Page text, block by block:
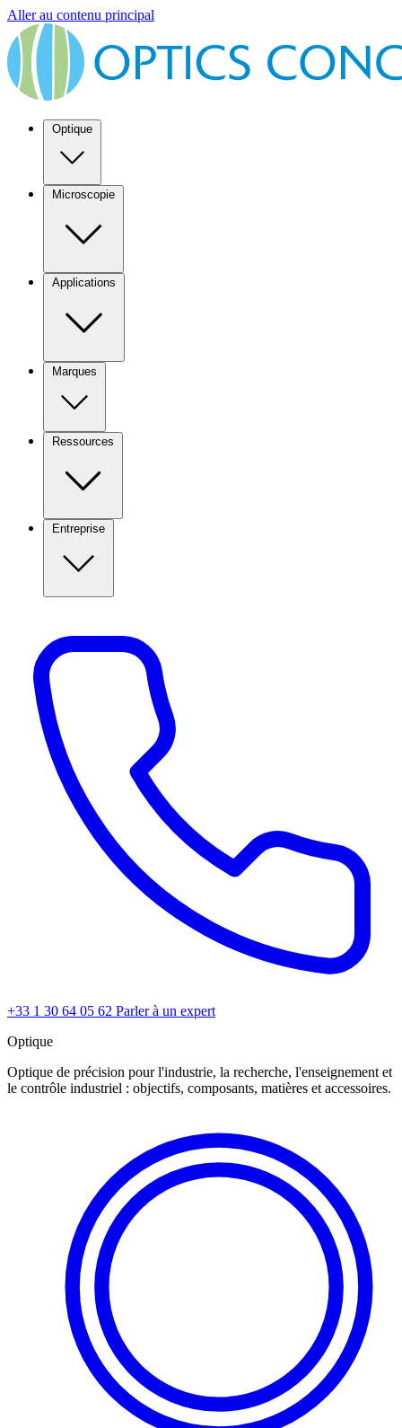
Aller au contenu principal
Optique
Microscopie
Applications
Marques
Ressources
Entreprise
+33 1 30 64 05 62 Parler à un expert
Optique
Optique de précision pour l'industrie, la recherche, l'enseignement et
le contrôle industriel : objectifs, composants, matières et accessoires.